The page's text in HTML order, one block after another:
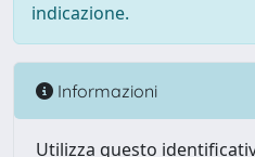
indicazione.
Informazioni
Utilizza questo